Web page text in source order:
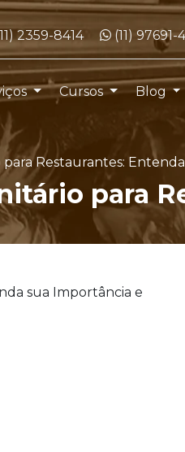
2359-8414 WhatsApp:
(11) 97691-
Cursos Blog
Restaurantes:
para